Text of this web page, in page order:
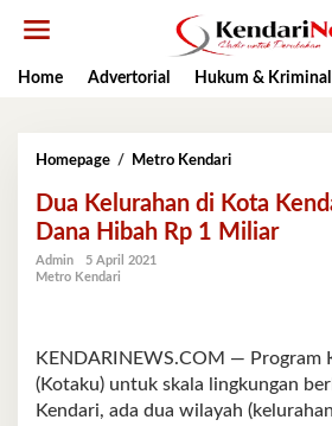
Home
Advertorial Hukum & Kriminal
Homepage / Metro KendariDua
di
Kota
Kendari
Dua Kelurahan di Kota
Dana Hibah Rp 1 Miliar
Admin
5 April 2021
Metro Kendari
KENDARINEWS.COM — Program
(Kotaku) untuk skala lingkungan
Kendari, ada dua wilayah